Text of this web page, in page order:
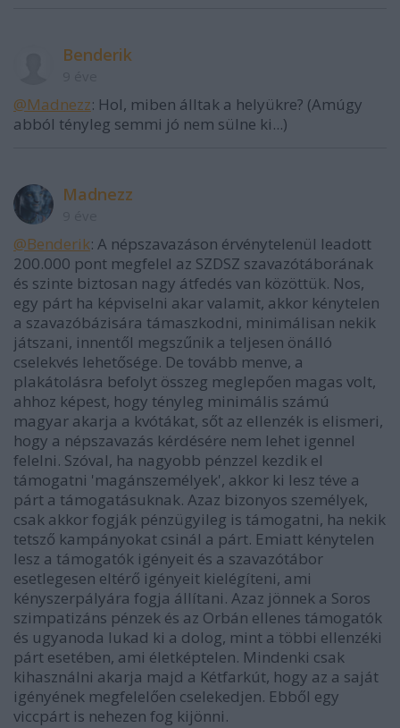
Benderik
@Madnezz: Hol, miben álltak a helyükre? (Amúgy
abból tényleg semmi jó nem sülne ki...)
Madnezz
@Benderik: A népszavazáson érvénytelenül leadott
200.000 pont megfelel az SZDSZ szavazótáborának
és szinte biztosan nagy átfedés van közöttük. Nos,
egy párt ha képviselni akar valamit, akkor kénytelen
a szavazóbázisára támaszkodni, minimálisan nekik
játszani, innentől megszűnik a teljesen önálló
cselekvés lehetősége. De tovább menve, a
plakátolásra befolyt összeg meglepően magas volt,
ahhoz képest, hogy tényleg minimális számú
magyar akarja a kvótákat, sőt az ellenzék is elismeri,
hogy a népszavazás kérdésére nem lehet igennel
felelni. Szóval, ha nagyobb pénzzel kezdik el
támogatni 'magánszemélyek', akkor ki lesz téve a
párt a támogatásuknak. Azaz bizonyos személyek,
csak akkor fogják pénzügyileg is támogatni, ha nekik
tetsző kampányokat csinál a párt. Emiatt kénytelen
lesz a támogatók igényeit és a szavazótábor
esetlegesen eltérő igényeit kielégíteni, ami
kényszerpályára fogja állítani. Azaz jönnek a Soros
szimpatizáns pénzek és az Orbán ellenes támogatók
és ugyanoda lukad ki a dolog, mint a többi ellenzéki
párt esetében, ami életképtelen. Mindenki csak
kihasználni akarja majd a Kétfarkút, hogy az a saját
igényének megfelelően cselekedjen. Ebből egy
viccpárt is nehezen fog kijönni.